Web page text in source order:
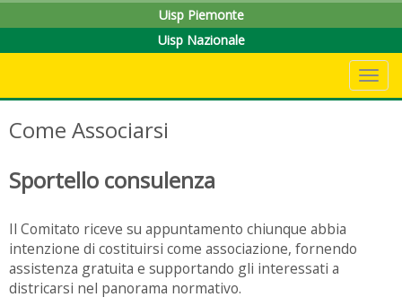
Uisp Piemonte
Uisp Nazionale
Come Associarsi
Sportello consulenza
Il Comitato riceve su appuntamento chiunque abbia
intenzione di costituirsi come associazione, fornendo
assistenza gratuita e supportando gli interessati a
districarsi nel panorama normativo.